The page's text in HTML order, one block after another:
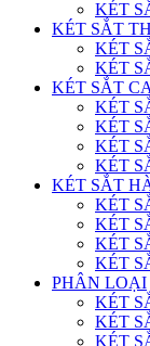
KÉT
KÉT SẮT
KÉT
KÉT
KÉT SẮT
KÉT
KÉT
KÉT
KÉT
KÉT SẮT
KÉT
KÉT
KÉT
KÉT
PHÂN LOẠI
KÉT
KÉT
KÉT